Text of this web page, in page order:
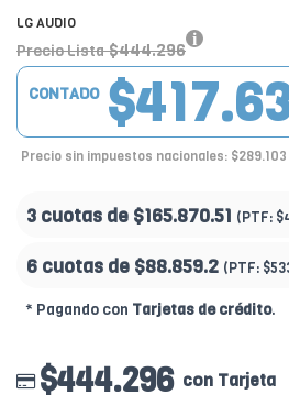
LG AUDIO
Precio Lista $444.296
CONTADO
Precio sin impuestos nacionales: $289.103
3 cuotas de $165.870.51 (PTF:
6 cuotas de $88.859.2 (PTF:
* Pagando con Tarjetas de crédito.
$444.296 con Tarjeta